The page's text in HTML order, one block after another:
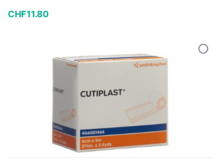
CHF11.80
In den Warenkorb